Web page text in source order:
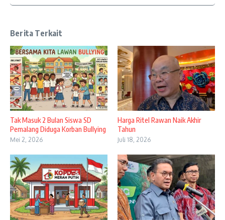
Berita Terkait
Tak Masuk 2 Bulan Siswa SD
Pemalang Diduga Korban Bullying
Mei 2, 2026
Harga Ritel Rawan Naik Akhir
Tahun
Juli 18, 2026